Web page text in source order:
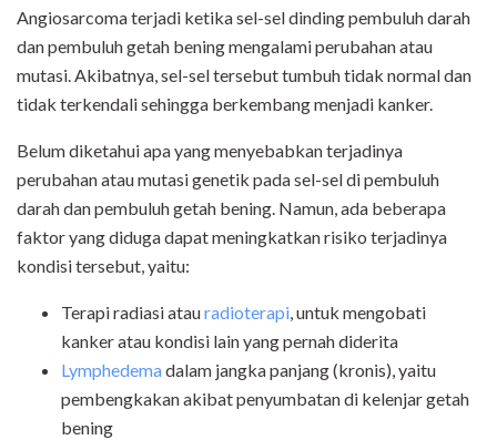
Angiosarcoma terjadi ketika sel-sel dinding pembuluh darah
dan pembuluh getah bening mengalami perubahan atau
mutasi. Akibatnya, sel-sel tersebut tumbuh tidak normal dan
tidak terkendali sehingga berkembang menjadi kanker.
Belum diketahui apa yang menyebabkan terjadinya
perubahan atau mutasi genetik pada sel-sel di pembuluh
darah dan pembuluh getah bening. Namun, ada beberapa
faktor yang diduga dapat meningkatkan risiko terjadinya
kondisi tersebut, yaitu:
Terapi radiasi atauradioterapi, untuk mengobati
kanker atau kondisi lain yang pernah diderita
Lymphedemadalam jangka panjang (kronis), yaitu
pembengkakan akibat penyumbatan di kelenjar getah
bening